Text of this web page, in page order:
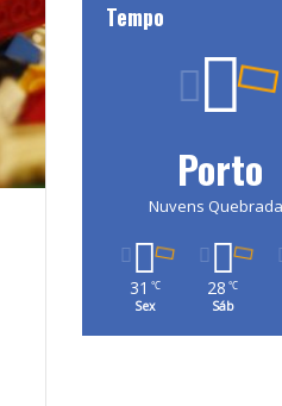
Tempo
Porto
Nuvens
31 ℃
Sex
28 ℃
Sáb